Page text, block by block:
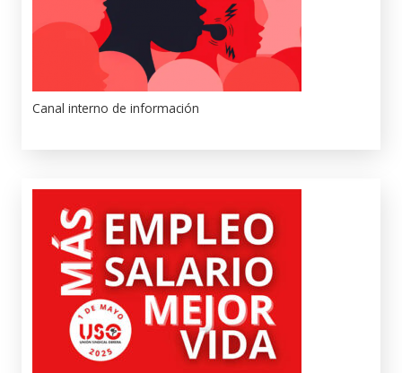
Canal interno de información